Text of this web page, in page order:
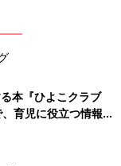
本『ひよこクラブ
育児に役立つ情報が